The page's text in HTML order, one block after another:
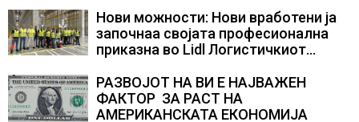
СЛОВЕНИЈА
Нови можности: Нови вработени ја
започнаа својата професионална
приказна во Lidl Логистичкиот
РАЗВОЈОТ НА ВИ Е НАЈВАЖЕН
ФАКТОР ЗА РАСТ НА
АМЕРИКАНСКАТА ЕКОНОМИЈА